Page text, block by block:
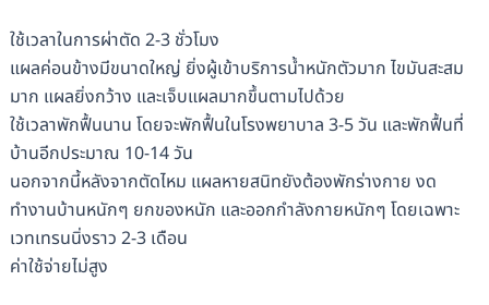
ใช้เวลาในการผ่าตัด 2-3 ชั่วโมง
แผลค่อนข้างมีขนาดใหญ่ ยิ่งผู้เข้าบริการน้ำหนักตัวมาก ไขมันสะสม
มาก แผลยิ่งกว้าง และเจ็บแผลมากขึ้นตามไปด้วย
ใช้เวลาพักฟื้นนาน โดยจะพักฟื้นในโรงพยาบาล 3-5 วัน และพักฟื้นที่
บ้านอีกประมาณ 10-14 วัน
นอกจากนี้หลังจากตัดไหม แผลหายสนิทยังต้องพักร่างกาย งด
ทำงานบ้านหนักๆ ยกของหนัก และออกกำลังกายหนักๆ โดยเฉพาะ
เวทเทรนนิ่งราว 2-3 เดือน
ค่าใช้จ่ายไม่สูง